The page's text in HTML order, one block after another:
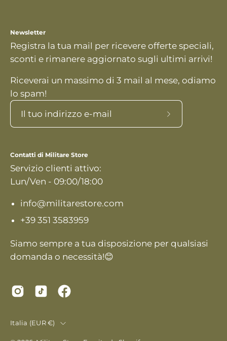
Newsletter
Registra la tua mail per ricevere offerte speciali,
sconti e rimanere aggiornato sugli ultimi arrivi!
Riceverai un massimo di 3 mail al mese, odiamo
lo spam!
Iscriviti
Contatti di Militare Store
Servizio clienti attivo:
Lun/Ven - 09:00/18:00
info@militarestore.com
+39 351 3583959
Siamo sempre a tua disposizione per qualsiasi
domanda o necessità!😊
Paese
Italia (EUR €)